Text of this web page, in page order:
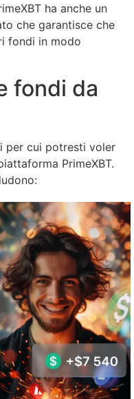
ha anche un
che garantisce che
fondi in modo
fondi da
per cui potresti voler
PrimeXBT.